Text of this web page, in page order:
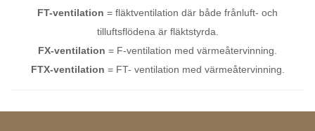
FT-ventilation = fläktventilation där både frånluft- och
tilluftsflödena är fläktstyrda.
FX-ventilation = F-ventilation med värmeåtervinning.
FTX-ventilation = FT- ventilation med värmeåtervinning.